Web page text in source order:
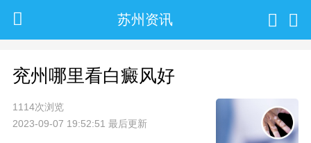
苏州资讯
兖州哪里看白癜风好
1114次浏览
2023-09-07 19:52:51 最后更新